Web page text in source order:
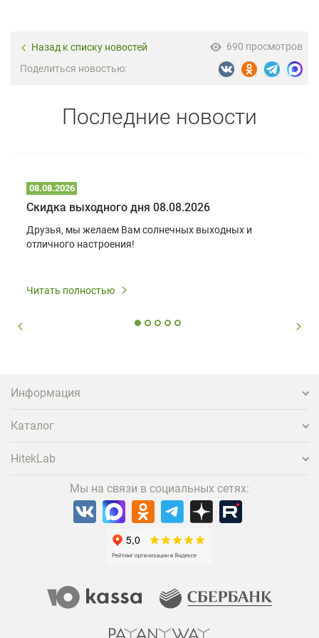
Назад к списку новостей
690 просмотров
Поделиться новостью:
Последние новости
08.08.2026
Скидка выходного дня 08.08.2026
Друзья, мы желаем Вам солнечных выходных и
отличного настроения!
Читать полностью
Информация
Каталог
HitekLab
Мы на связи в социальных сетях: